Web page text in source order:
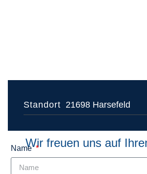
Standort 21698 Harsefeld
Wir freuen uns auf
Name